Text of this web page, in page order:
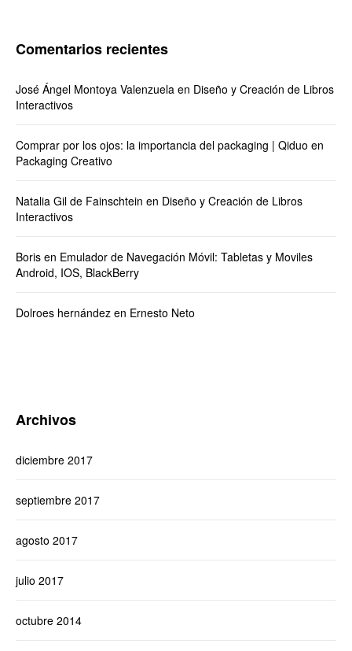
Comentarios recientes
José Ángel Montoya Valenzuela en Diseño y Creación de Libros
Interactivos
Comprar por los ojos: la importancia del packaging | Qiduo en
Packaging Creativo
Natalia Gil de Fainschtein en Diseño y Creación de Libros
Interactivos
Boris en Emulador de Navegación Móvil: Tabletas y Moviles
Android, IOS, BlackBerry
Dolroes hernández en Ernesto Neto
Archivos
diciembre 2017
septiembre 2017
agosto 2017
julio 2017
octubre 2014